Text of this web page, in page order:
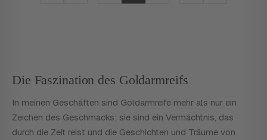
Die Faszination des Goldarmreifs
In meinen Geschäften sind Goldarmreife mehr als nur ein
Zeichen des Geschmacks; sie sind ein Vermächtnis, das
durch die Zeit reist und die Geschichten und Träume von